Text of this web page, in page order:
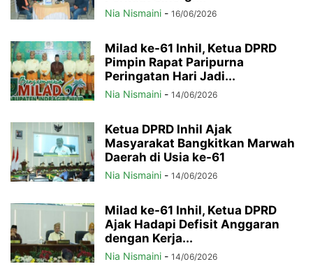
Nia Nismaini - 16/06/2026
Milad ke-61 Inhil, Ketua DPRD
Pimpin Rapat Paripurna
Peringatan Hari Jadi...
Nia Nismaini - 14/06/2026
Ketua DPRD Inhil Ajak
Masyarakat Bangkitkan Marwah
Daerah di Usia ke-61
Nia Nismaini - 14/06/2026
Milad ke-61 Inhil, Ketua DPRD
Ajak Hadapi Defisit Anggaran
dengan Kerja...
Nia Nismaini - 14/06/2026